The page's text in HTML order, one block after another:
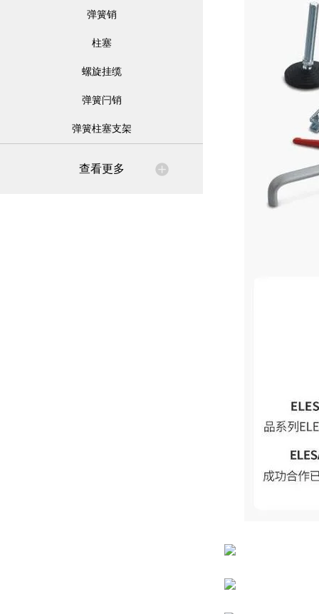
弹簧销
柱塞
螺旋挂缆
弹簧闩销
弹簧柱塞支架
查看更多